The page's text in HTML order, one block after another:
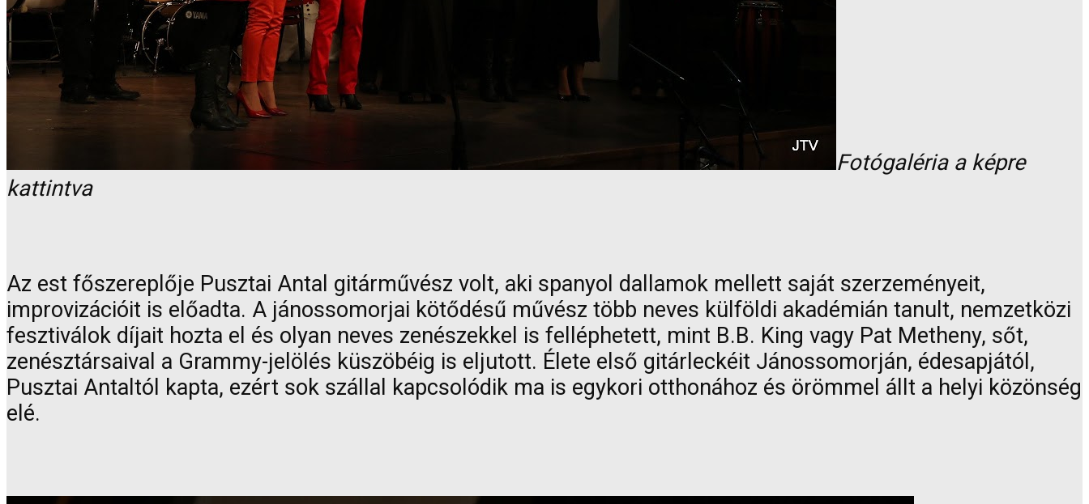
Fotógaléria a képre
kattintva
Az est főszereplője Pusztai Antal gitárművész volt, aki spanyol dallamok mellett saját szerzeményeit,
improvizációit is előadta. A jánossomorjai kötődésű művész több neves külföldi akadémián tanult, nemzetközi
fesztiválok díjait hozta el és olyan neves zenészekkel is felléphetett, mint B.B. King vagy Pat Metheny, sőt,
zenésztársaival a Grammy-jelölés küszöbéig is eljutott. Élete első gitárleckéit Jánossomorján, édesapjától,
Pusztai Antaltól kapta, ezért sok szállal kapcsolódik ma is egykori otthonához és örömmel állt a helyi közönség
elé.